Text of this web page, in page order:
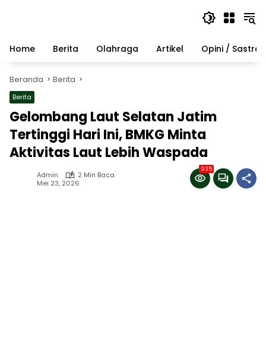
Home
Berita Olahraga Artikel Opini / Sastra
Beranda Berita
Berita
Gelombang Laut Selatan Jatim
Tertinggi Hari Ini, BMKG Minta
Aktivitas Laut Lebih Waspada
Admin
2 Min Baca
Mei 23, 2026
935